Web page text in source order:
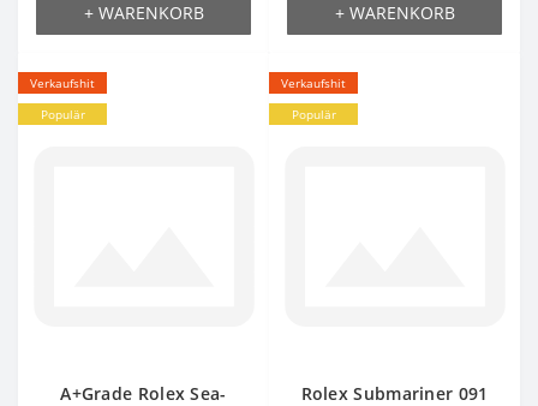
+ WARENKORB + WARENKORB
Verkaufshit
Populär
A+Grade Rolex Sea-
Verkaufshit
Populär
Rolex Submariner 091